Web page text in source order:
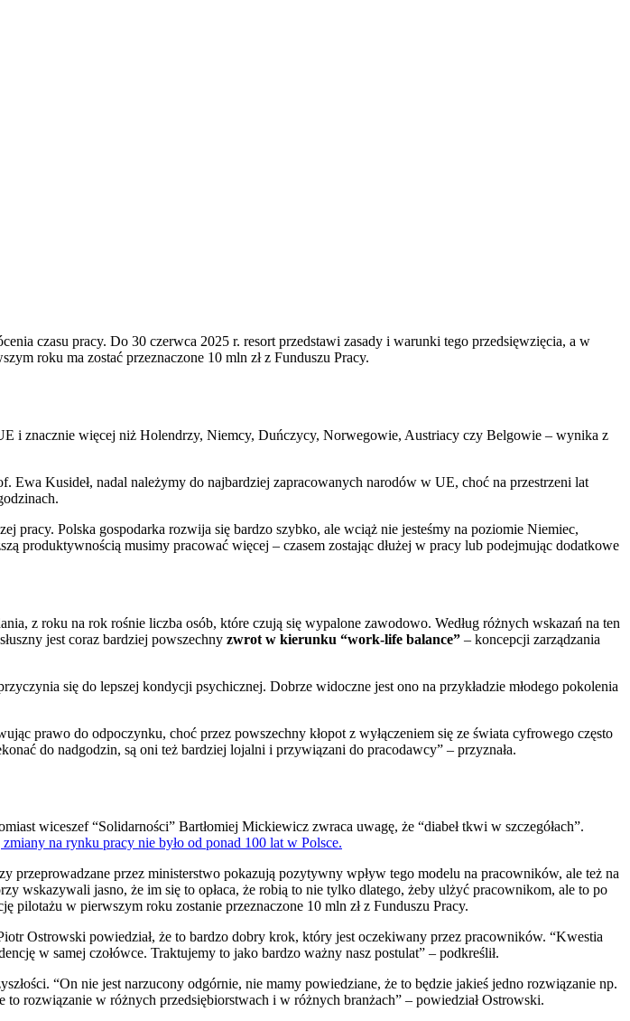
czasu pracy. Do 30 czerwca 2025 r. resort przedstawi zasady i warunki tego przedsięwzięcia, a w
roku ma zostać przeznaczone 10 mln zł z Funduszu Pracy.
i znacznie więcej niż Holendrzy, Niemcy, Duńczycy, Norwegowie, Austriacy czy Belgowie – wynika z
Kusideł, nadal należymy do najbardziej zapracowanych narodów w UE, choć na przestrzeni lat
Polska gospodarka rozwija się bardzo szybko, ale wciąż nie jesteśmy na poziomie Niemiec,
produktywnością musimy pracować więcej – czasem zostając dłużej w pracy lub podejmując dodatkowe
z roku na rok rośnie liczba osób, które czują się wypalone zawodowo. Według różnych wskazań na ten
jest coraz bardziej powszechny zwrot w kierunku “work-life balance” – koncepcji zarządzania
się do lepszej kondycji psychicznej. Dobrze widoczne jest ono na przykładzie młodego pokolenia
prawo do odpoczynku, choć przez powszechny kłopot z wyłączeniem się ze świata cyfrowego często
do nadgodzin, są oni też bardziej lojalni i przywiązani do pracodawcy” – przyznała.
wiceszef “Solidarności” Bartłomiej Mickiewicz zwraca uwagę, że “diabeł tkwi w szczegółach”.
na rynku pracy nie było od ponad 100 lat w Polsce.
przez ministerstwo pokazują pozytywny wpływ tego modelu na pracowników, ale też na
wskazywali jasno, że im się to opłaca, że robią to nie tylko dlatego, żeby ulżyć pracownikom, ale to po
pilotażu w pierwszym roku zostanie przeznaczone 10 mln zł z Funduszu Pracy.
Ostrowski powiedział, że to bardzo dobry krok, który jest oczekiwany przez pracowników. “Kwestia
w samej czołówce. Traktujemy to jako bardzo ważny nasz postulat” – podkreślił.
“On nie jest narzucony odgórnie, nie mamy powiedziane, że to będzie jakieś jedno rozwiązanie np.
rozwiązanie w różnych przedsiębiorstwach i w różnych branżach” – powiedział Ostrowski.